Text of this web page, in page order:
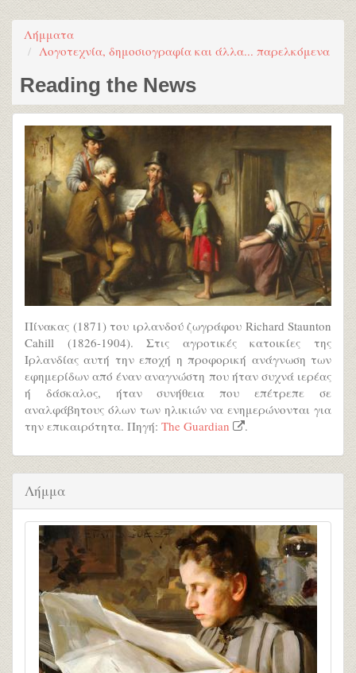
Λήμματα
Λογοτεχνία, δημοσιογραφία και άλλα... παρελκόμενα
Reading the News
Πίνακας (1871) του ιρλανδού ζωγράφου Richard Staunton
Cahill (1826-1904). Στις αγροτικές κατοικίες της
Ιρλανδίας αυτή την εποχή η προφορική ανάγνωση των
εφημερίδων από έναν αναγνώστη που ήταν συχνά ιερέας
ή δάσκαλος, ήταν συνήθεια που επέτρεπε σε
αναλφάβητους όλων των ηλικιών να ενημερώνονται για
την επικαιρότητα. Πηγή: The Guardian .
Λήμμα